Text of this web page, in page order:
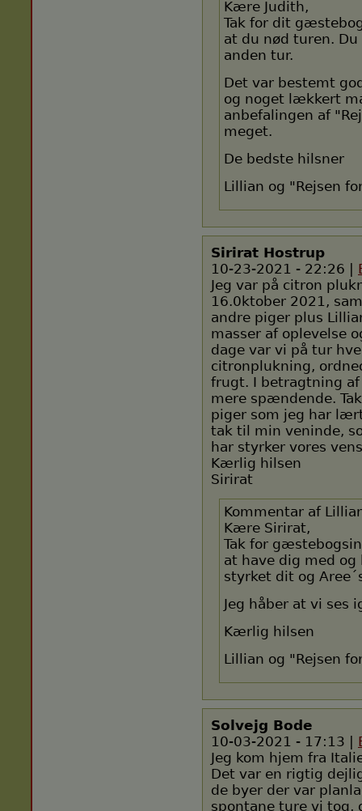
Kære Judith,
Tak for dit
at du nød turen.
anden tur.
Det var bestemt
og noget lækkert
anbefalingen af
meget.
De bedste hilsner
Lillian og "Rejsen
Sirirat Hostrup
10-23-2021 - 22:26 |
Jeg var på citron
16.0ktober 2021,
andre piger plus
masser af oplevelse
dage var vi på tur
citronplukning,
frugt. I betragtning
mere spændende.
piger som jeg har
tak til min veninde,
har styrker vores
Kærlig hilsen
Sirirat
Kommentar af
Kære Sirirat,
Tak for
at have dig med
styrket dit og
Jeg håber at vi ses
Kærlig hilsen
Lillian og "Rejsen
Solvejg Bode
10-03-2021 - 17:13 |
Jeg kom hjem fra
Det var en rigtig
de byer der var
spontane ture vi tog,